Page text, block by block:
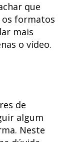
que
formatos
mais
o vídeo.
de
algum
Neste